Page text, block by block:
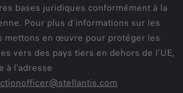
bases juridiques conformément à la
Pour plus d'informations sur les
mettons en œuvre pour protéger les
vers des pays tiers en dehors de l'UE,
à l'adresse